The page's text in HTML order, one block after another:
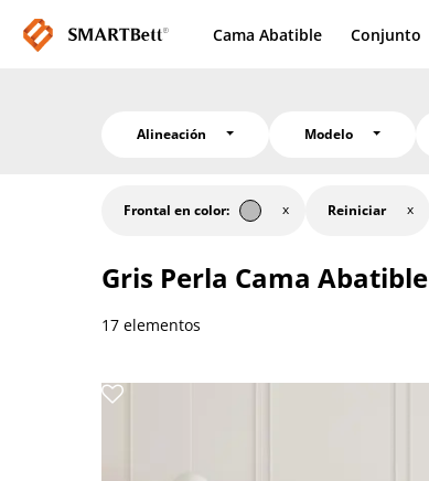
Cama Abatible Conjunto
Alineación Modelo
Frontal en color: Reiniciar
Gris Perla Cama Abatible
17 elementos